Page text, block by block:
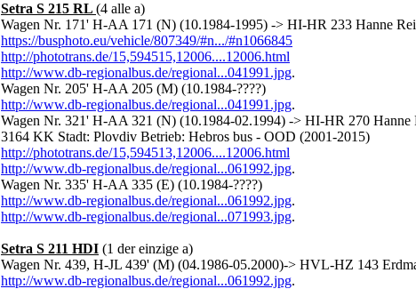
Setra S 215 RL (4 alle a)
Wagen Nr. 171' H-AA 171 (N) (10.1984-1995) -> HI-HR 233 Hanne
https://busphoto.eu/vehicle/807349/#n.../#n1066845
http://phototrans.de/15,594515,12006....12006.html
http://www.db-regionalbus.de/regional...041991.jpg.
Wagen Nr. 205' H-AA 205 (M) (10.1984-????)
http://www.db-regionalbus.de/regional...041991.jpg.
Wagen Nr. 321' H-AA 321 (N) (10.1984-02.1994) -> HI-HR 270 Hanne
3164 KK Stadt: Plovdiv Betrieb: Hebros bus - OOD (2001-2015)
http://phototrans.de/15,594513,12006....12006.html
http://www.db-regionalbus.de/regional...061992.jpg.
Wagen Nr. 335' H-AA 335 (E) (10.1984-????)
http://www.db-regionalbus.de/regional...061992.jpg.
http://www.db-regionalbus.de/regional...071993.jpg.
Setra S 211 HDI (1 der einzige a)
Wagen Nr. 439, H-JL 439' (M) (04.1986-05.2000)-> HVL-HZ 143
http://www.db-regionalbus.de/regional...061992.jpg.